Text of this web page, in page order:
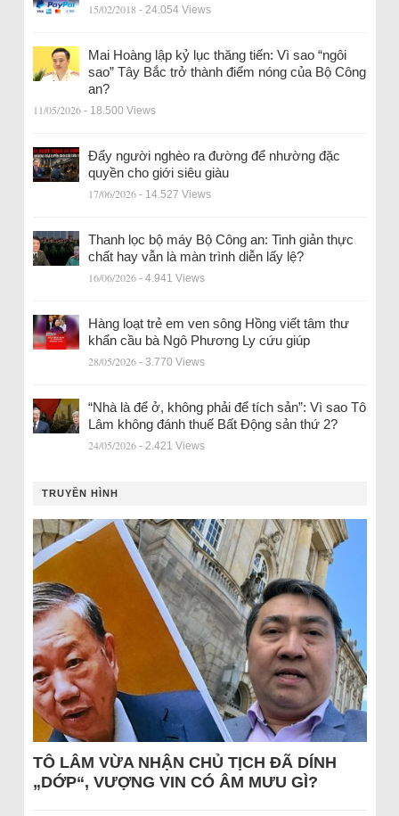
15/02/2018 - 24.054 Views
Mai Hoàng lập kỷ lục thăng tiến: Vì sao “ngôi
sao” Tây Bắc trở thành điểm nóng của Bộ Công
an?
11/05/2026 - 18.500 Views
Đẩy người nghèo ra đường để nhường đặc
quyền cho giới siêu giàu
17/06/2026 - 14.527 Views
Thanh lọc bộ máy Bộ Công an: Tinh giản thực
chất hay vẫn là màn trình diễn lấy lệ?
16/06/2026 - 4.941 Views
Hàng loạt trẻ em ven sông Hồng viết tâm thư
khẩn cầu bà Ngô Phương Ly cứu giúp
28/05/2026 - 3.770 Views
“Nhà là để ở, không phải để tích sản”: Vì sao Tô
Lâm không đánh thuế Bất Động sản thứ 2?
24/05/2026 - 2.421 Views
TRUYỀN HÌNH
TÔ LÂM VỪA NHẬN CHỦ TỊCH ĐÃ DÍNH
„DỚP“, VƯỢNG VIN CÓ ÂM MƯU GÌ?